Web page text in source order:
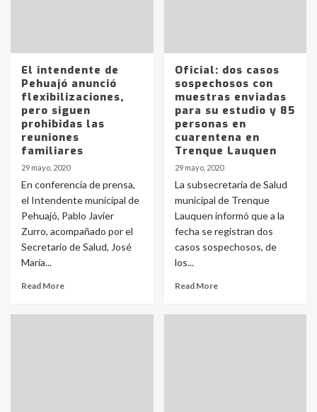
El intendente de
Pehuajó anunció
flexibilizaciones,
pero siguen
prohibidas las
reuniones
familiares
29 mayo, 2020
En conferencia de prensa,
el Intendente municipal de
Pehuajó, Pablo Javier
Zurro, acompañado por el
Secretario de Salud, José
María...
Read More
Oficial: dos casos
sospechosos con
muestras enviadas
para su estudio y 85
personas en
cuarentena en
Trenque Lauquen
29 mayo, 2020
La subsecretaría de Salud
municipal de Trenque
Lauquen informó que a la
fecha se registran dos
casos sospechosos, de
los...
Read More